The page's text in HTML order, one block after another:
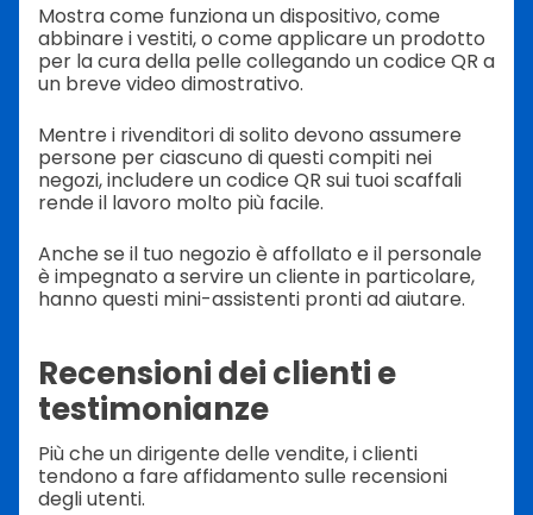
Mostra come funziona un dispositivo, come
abbinare i vestiti, o come applicare un prodotto
per la cura della pelle collegando un codice QR a
un breve video dimostrativo.
Mentre i rivenditori di solito devono assumere
persone per ciascuno di questi compiti nei
negozi, includere un codice QR sui tuoi scaffali
rende il lavoro molto più facile.
Anche se il tuo negozio è affollato e il personale
è impegnato a servire un cliente in particolare,
hanno questi mini-assistenti pronti ad aiutare.
Recensioni dei clienti e
testimonianze
Più che un dirigente delle vendite, i clienti
tendono a fare affidamento sulle recensioni
degli utenti.